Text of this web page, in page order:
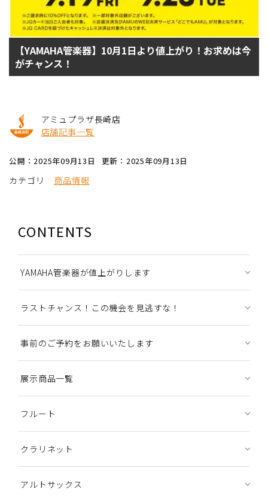
【YAMAHA管楽器】10月1日より値上がり！お求めは今
がチャンス！
アミュプラザ長崎店
店舗記事一覧
公開：2025年09月13日 更新：2025年09月13日
カテゴリ 商品情報
CONTENTS
YAMAHA管楽器が値上がりします
ラストチャンス！この機会を見逃すな！
事前のご予約をお願いいたします
展示商品一覧
フルート
クラリネット
アルトサックス